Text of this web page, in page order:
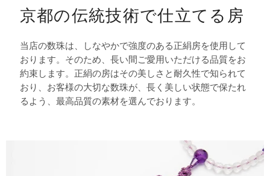
京都の伝統技術で仕立てる房
当店の数珠は、しなやかで強度のある正絹房を使用して
おります。そのため、長い間ご愛用いただける品質をお
約束します。正絹の房はその美しさと耐久性で知られて
おり、お客様の大切な数珠が、長く美しい状態で保たれ
るよう、最高品質の素材を選んでおります。